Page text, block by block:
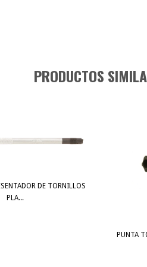
PRODUCTOS
DE TORNILLOS
PLA...
PUNTA